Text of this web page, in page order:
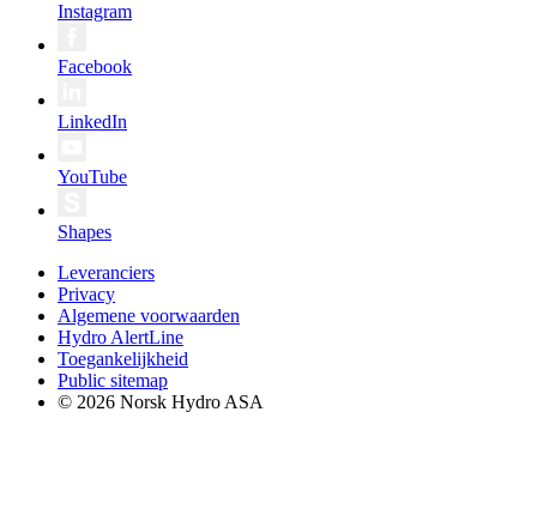
Instagram
Facebook
LinkedIn
YouTube
Shapes
Leveranciers
Privacy
Algemene voorwaarden
Hydro AlertLine
Toegankelijkheid
Public sitemap
© 2026 Norsk Hydro ASA